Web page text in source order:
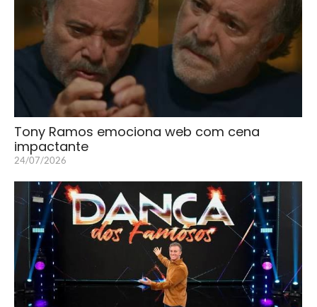
Tony Ramos emociona web com cena
impactante
24/07/2026